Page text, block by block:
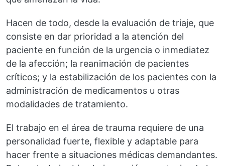
Hacen de todo, desde la evaluación de triaje, que
consiste en dar prioridad a la atención del
paciente en función de la urgencia o inmediatez
de la afección; la reanimación de pacientes
críticos; y la estabilización de los pacientes con la
administración de medicamentos u otras
modalidades de tratamiento.
El trabajo en el área de trauma requiere de una
personalidad fuerte, flexible y adaptable para
hacer frente a situaciones médicas demandantes.